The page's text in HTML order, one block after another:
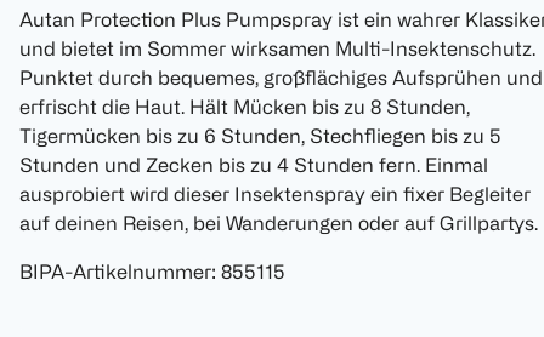
Autan Protection Plus Pumpspray ist ein wahrer
und bietet im Sommer wirksamen Multi-Insektenschutz.
Punktet durch bequemes, großflächiges Aufsprühen und
erfrischt die Haut. Hält Mücken bis zu 8 Stunden,
Tigermücken bis zu 6 Stunden, Stechfliegen bis zu 5
Stunden und Zecken bis zu 4 Stunden fern. Einmal
ausprobiert wird dieser Insektenspray ein fixer Begleiter
auf deinen Reisen, bei Wanderungen oder auf Grillpartys.
BIPA-Artikelnummer: 855115